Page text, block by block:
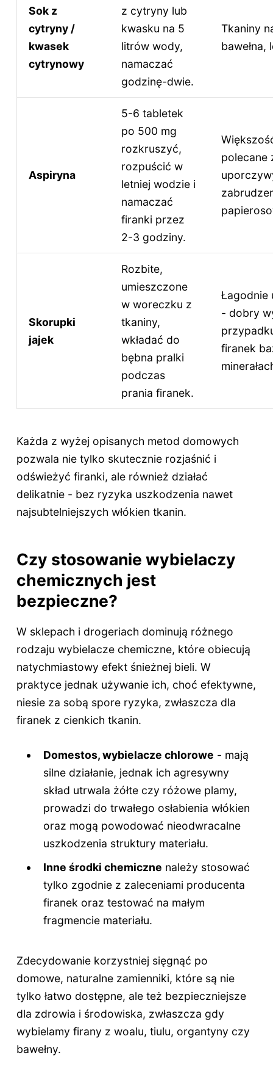
Sok z
cytryny /
kwasek
cytrynowy
z cytryny lub
kwasku na 5
litrów wody,
namaczać
godzinę-dwie.
Tkaniny
bawełna,
Aspiryna
5-6 tabletek
po 500 mg
rozkruszyć,
rozpuścić w
letniej wodzie i
namaczać
firanki przez
2-3 godziny.
polecane
Skorupki
jajek
Rozbite,
umieszczone
w woreczku z
tkaniny,
wkładać do
bębna pralki
podczas
prania firanek.
Łagodnie
- dobry
firanek
Każda z wyżej opisanych metod domowych
pozwala nie tylko skutecznie rozjaśnić i
odświeżyć firanki, ale również działać
delikatnie - bez ryzyka uszkodzenia nawet
najsubtelniejszych włókien tkanin.
Czy stosowanie wybielaczy
chemicznych jest
bezpieczne?
W sklepach i drogeriach dominują różnego
rodzaju wybielacze chemiczne, które obiecują
natychmiastowy efekt śnieżnej bieli. W
praktyce jednak używanie ich, choć efektywne,
niesie za sobą spore ryzyka, zwłaszcza dla
firanek z cienkich tkanin.
Domestos, wybielacze chlorowe - mają
silne działanie, jednak ich agresywny
skład utrwala żółte czy różowe plamy,
prowadzi do trwałego osłabienia włókien
oraz mogą powodować nieodwracalne
uszkodzenia struktury materiału.
Inne środki chemiczne należy stosować
tylko zgodnie z zaleceniami producenta
firanek oraz testować na małym
fragmencie materiału.
Zdecydowanie korzystniej sięgnąć po
domowe, naturalne zamienniki, które są nie
tylko łatwo dostępne, ale też bezpieczniejsze
dla zdrowia i środowiska, zwłaszcza gdy
wybielamy firany z woalu, tiulu, organtyny czy
bawełny.